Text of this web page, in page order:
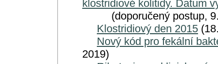
klostridiové kolitidy. Datum
(doporučený postup, 9.
Klostridiový den 2015
Nový kód pro fekální
2019)